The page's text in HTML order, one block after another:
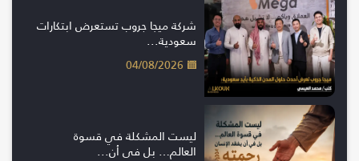
شركة ميجا جروب تستعرض ابتكارات
سعودية...
04/08/2026
ليست المشكلة في قسوة
العالم… بل في أن...